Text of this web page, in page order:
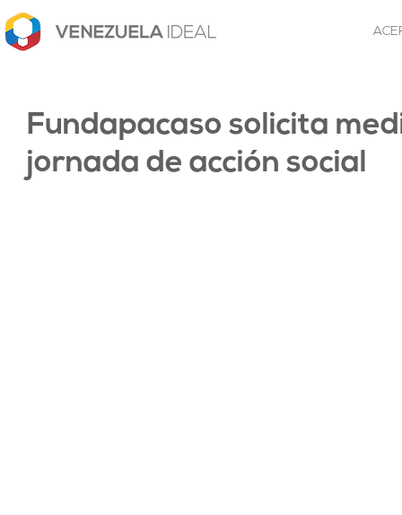
Fundapacaso solicita
jornada de acción social